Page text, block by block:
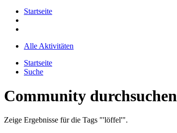
Startseite
Alle Aktivitäten
Startseite
Suche
Community durchsuchen
Zeige Ergebnisse für die Tags "'löffel'".